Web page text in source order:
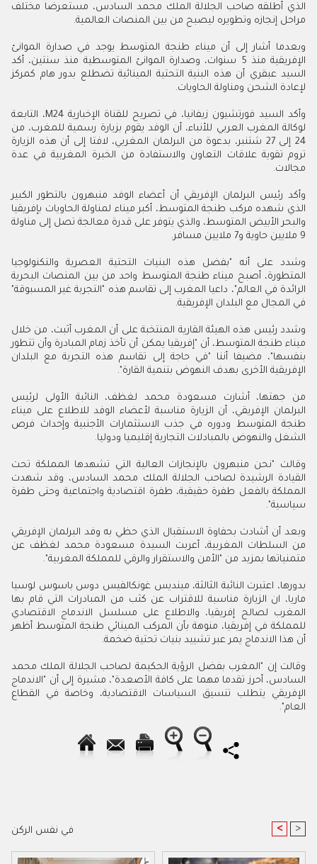
الذي أطلقه صاحب الجلالة الملك محمد السادس، مستعرضا مختلف
مراحل إنجازه وتطويره ليصبح من بين المنصات العالمية.
وبعدما أشار إلى أن ميناء طنجة المتوسط يوجد في صدارة الموانئ
الإفريقية منذ 5 سنوات، وصدارة الموانئ المتوسطية منذ سنتين، أكد
السيد عبقري أن هذه البنية التحتية المينائية تضطلع بدور هام كمركز
لإعادة الشحن ومناولة الحاويات.
وأكد السيد فورتشيون زيفانيا، في تصريح للقناة الإخباريةM24، التابعة
لوكالة المغرب العربي للأنباء، أن الوفد يقوم بزيارة رسمية للمغرب، من
24 إلى 27 شتنبر، بدعوة من البرلمان المغربي، لافتا إلى أن هذه الزيارة
تروم تقوية علاقات التعاون والاستفادة من الخبرة المغربية في عدة
مجالات.
وأكد رئيس البرلمان الإفريقي أن أعضاء الوفد منبهرون بالتطور الكبير
الذي شهده مركب طنجة المتوسط، أكبر ميناء لمناولة الحاويات بإفريقيا
والبحر الأبيض المتوسط، والذي يتوفر على قدرة معالجة تصل إلى مناولة
9 ملايين حاوية و7 ملايين مسافر.
وشدد على أنه "بفضل هذه البنيات التحتية العصرية والتكنولوجيا
المتطورة، أصبح ميناء طنجة المتوسط واحد من بين المنصات البحرية
الرائدة في العالم"، داعيا المغرب إلى تقاسم هذه "التجربة غير المسبوقة"
في المجال مع البلدان الإفريقية.
وشدد رئيس هذه الهيئة القارية المنتخبة على أن المغرب أثبت، من خلال
ميناء طنجة المتوسط، أن "إفريقيا يمكن أن تأخذ زمام المبادرة وأن تتطور
بنفسها"، مضيفا أننا "في حاجة إلى تقاسم هذه التجربة مع البلدان
الإفريقية الأخرى بهدف النهوض بتنمية القارة".
من جهتها، أشارت مسعودة محمد لغظف، النائبة الأولى لرئيس
البرلمان الإفريقي، أن الزيارة مناسبة لأعضاء الوفد للاطلاع على ميناء
طنجة المتوسط ودوره في جذب الاستثمارات الأجنبية وإحداث فرص
الشغل والنهوض بالمبادلات التجارية إقليميا ودوليا.
وقالت "نحن منبهرون بالإنجازات العالية التي تشهدها المملكة تحت
القيادة الرشيدة لصاحب الجلالة الملك محمد السادس، وقد شهدت
المملكة بالفعل طفرة حقيقية، طفرة اقتصادية واجتماعية وحتى طفرة
سياسية".
وبعد أن أشادت بحفاوة الاستقبال الذي حظي به وفد البرلمان الإفريقي
من السلطات المغربية، أعربت السيدة مسعودة محمد لغظف عن
متمنياتها بمزيد من "الأمن والاستقرار والرقي للمملكة المغربية".
بدورها، اعتبرت النائبة الثالثة، مينديس غونكالفيس دوس باسوس لوسيا
ماريا، ان الزيارة مناسبة للاقتراب عن كثب من المبادرات التي قام بها
المغرب لصالح إفريقيا، والاطلاع على مسلسل الاندماج الاقتصادي
للمملكة في إفريقيا، منوهة بأن المركب المينائي طنجة المتوسط أظهر
أن هذا الاندماج يمر عبر تشييد بنيات تحتية ضخمة.
وقالت إن "المغرب بفضل الرؤية الحكيمة لصاحب الجلالة الملك محمد
السادس، أحرز تقدما مهما على كافة الأصعدة"، مشيرة إلى أن "الاندماج
الإفريقي يتطلب تنسيق السياسات الاقتصادية، وخاصة في القطاع
العام".
في نفس الركن < >